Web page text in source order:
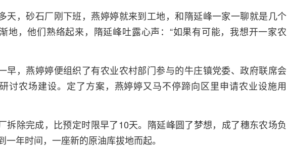
天，砂石厂刚下班，燕婷婷就来到工地，和隋延峰一家一聊就是几个
地，他们熟络起来，隋延峰吐露心声：“如果有可能，我想开一家农
早，燕婷婷便组织了有农业农村部门参与的牛庄镇党委、政府联席会
讨农场建设。定了方案，燕婷婷又马不停蹄向区里申请农业设施用
拆除完成，比预定时限早了10天。隋延峰圆了梦想，成了穗东农场负
一年时间，一座新的原油库拔地而起。